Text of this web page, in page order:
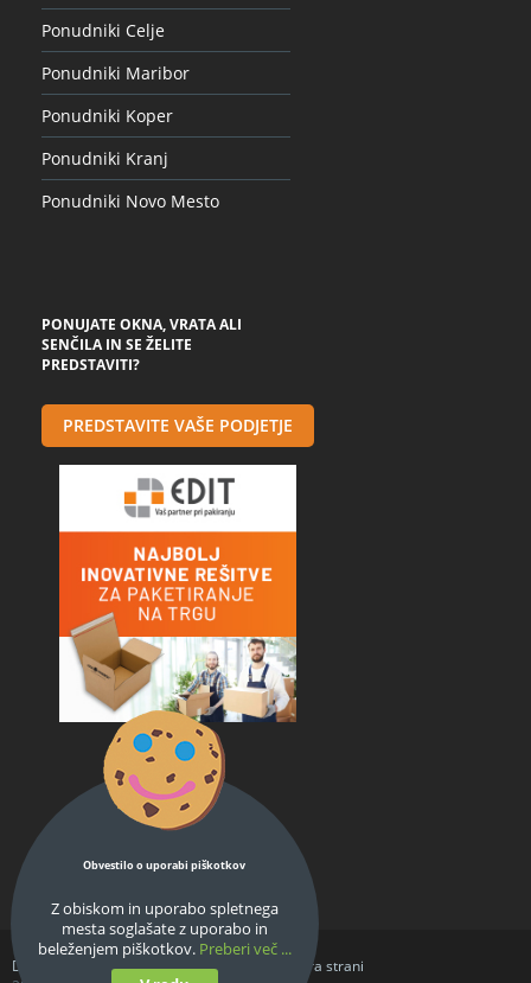
Ponudniki Celje
Ponudniki Maribor
Ponudniki Koper
Ponudniki Kranj
Ponudniki Novo Mesto
PONUJATE OKNA, VRATA ALI
SENČILA IN SE ŽELITE
PREDSTAVITI?
PREDSTAVITE VAŠE PODJETJE
Obvestilo o uporabi piškotkov
Z obiskom in uporabo spletnega
mesta soglašate z uporabo in
beleženjem piškotkov. Preberi več ...
Domov O podjetju Splošni pogoji
Struktura strani